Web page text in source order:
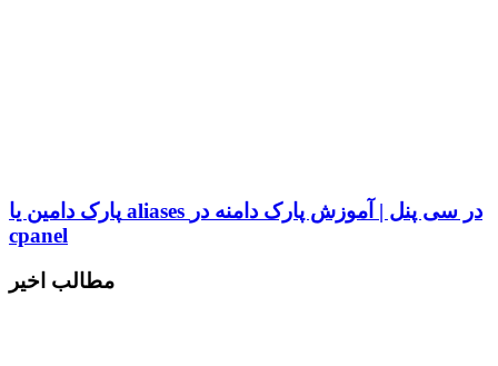
پارک دامین یا aliases در سی پنل | آموزش پارک دامنه در
cpanel
مطالب اخیر